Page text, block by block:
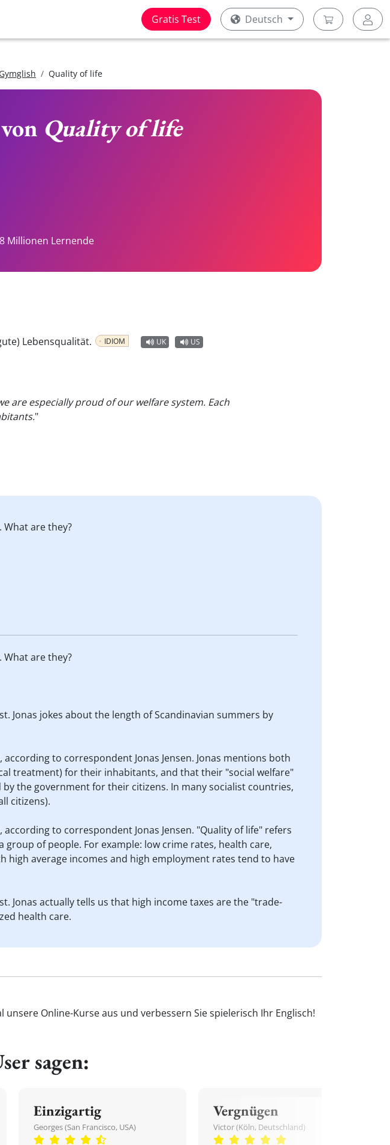
Gratis Test Deutsch
Quality of life
Quality of life
Millionen Lernende
Lebensqualität. IDIOM UK US
are especially proud of our welfare system. Each
"
What are they?
What are they?
Jonas jokes about the length of Scandinavian summers by
to correspondent Jonas Jensen. Jonas mentions both
treatment) for their inhabitants, and that their "social welfare"
the government for their citizens. In many socialist countries,
citizens).
to correspondent Jonas Jensen. "Quality of life" refers
of people. For example: low crime rates, health care,
average incomes and high employment rates tend to have
Jonas actually tells us that high income taxes are the "trade-
health care.
Online-Kurse aus und verbessern Sie spielerisch Ihr Englisch!
sagen:
Einzigartig
Georges (San Francisco, USA)
Vergnügen
Victor (Köln, Deutschland)